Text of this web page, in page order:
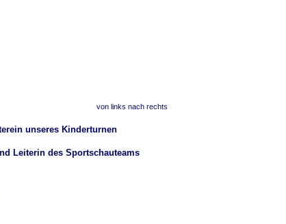
von links nach rechts
unseres Kinderturnen
Sportschauteams